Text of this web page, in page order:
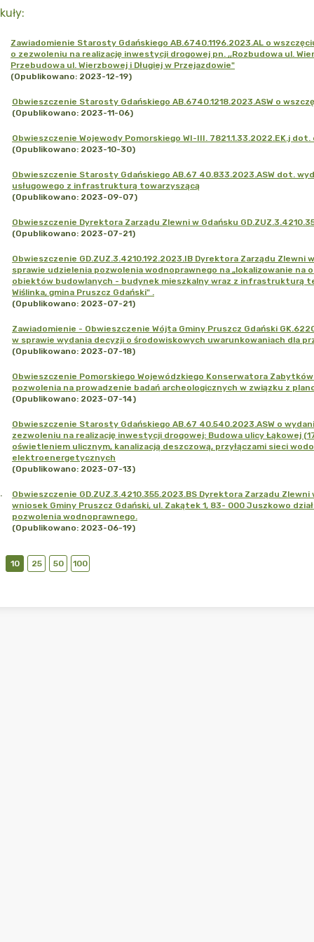
:
Zawiadomienie Starosty Gdańskiego AB.6740.1196.2023.AL o
o zezwoleniu na realizację inwestycji drogowej pn. ,,Rozbudowa ul.
Przebudowa ul. Wierzbowej i Długiej w Przejazdowie"
(Opublikowano: 2023-12-19)
Obwieszczenie Starosty Gdańskiego AB.6740.1218.2023.ASW o
(Opublikowano: 2023-11-06)
Obwieszczenie Wojewody Pomorskiego WI-III. 7821.1.33.2022.EK.j
(Opublikowano: 2023-10-30)
Obwieszczenie Starosty Gdańskiego AB.67 40.833.2023.ASW dot.
usługowego z infrastrukturą towarzyszącą
(Opublikowano: 2023-09-07)
Obwieszczenie Dyrektora Zarządu Zlewni w Gdańsku
(Opublikowano: 2023-07-21)
Obwieszczenie GD.ZUZ.3.4210.192.2023.IB Dyrektora Zarządu
sprawie udzielenia pozwolenia wodnoprawnego na „lokalizowanie na
obiektów budowlanych - budynek mieszkalny wraz z infrastrukturą
Wiślinka, gmina Pruszcz Gdański" .
(Opublikowano: 2023-07-21)
Zawiadomienie - Obwieszczenie Wójta Gminy Pruszcz Gdański
w sprawie wydania decyzji o środowiskowych uwarunkowaniach dla
(Opublikowano: 2023-07-18)
Obwieszczenie Pomorskiego Wojewódzkiego Konserwatora Zabytków
pozwolenia na prowadzenie badań archeologicznych w związku z
(Opublikowano: 2023-07-14)
Obwieszczenie Starosty Gdańskiego AB.67 40.540.2023.ASW o
zezwoleniu na realizację inwestycji drogowej: Budowa ulicy Łąkowej
oświetleniem ulicznym, kanalizacją deszczową, przyłączami sieci
elektroenergetycznych
(Opublikowano: 2023-07-13)
.
Obwieszczenie GD.ZUZ.3.4210.355.2023.BS Dyrektora Zarządu
wniosek Gminy Pruszcz Gdański, ul. Zakątek 1, 83- 000 Juszkowo
pozwolenia wodnoprawnego.
(Opublikowano: 2023-06-19)
10 25 50 100